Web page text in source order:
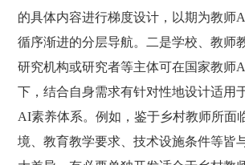
的具体内容进行梯度设计，以期为教师
循序渐进的分层导航。二是学校、教师
研究机构或研究者等主体可在国家教师
下，结合自身需求有针对性地设计适用
AI素养体系。例如，鉴于乡村教师所面
境、教育教学要求、技术设施条件等皆